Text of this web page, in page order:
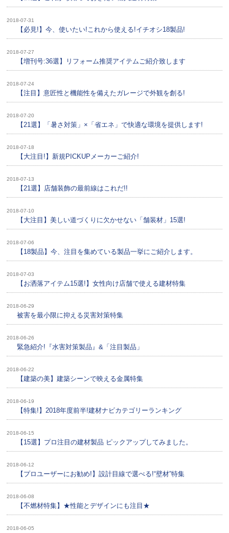
2018-07-31
【必見!】今、使いたい!これから使える!イチオシ18製品!
2018-07-27
【増刊号:36選】リフォーム推奨アイテムご紹介致します
2018-07-24
【注目】意匠性と機能性を備えたガレージで外観を創る!
2018-07-20
【21選】「暑さ対策」×「省エネ」で快適な環境を提供します!
2018-07-18
【大注目!】新規PICKUPメーカーご紹介!
2018-07-13
【21選】店舗装飾の最前線はこれだ!!
2018-07-10
【大注目】美しい道づくりに欠かせない「舗装材」15選!
2018-07-06
【18製品】今、注目を集めている製品一挙にご紹介します。
2018-07-03
【お洒落アイテム15選!】女性向け店舗で使える建材特集
2018-06-29
被害を最小限に抑える災害対策特集
2018-06-26
緊急紹介!『水害対策製品』&「注目製品」
2018-06-22
【建築の美】建築シーンで映える金属特集
2018-06-19
【特集!】2018年度前半!建材ナビカテゴリーランキング
2018-06-15
【15選】プロ注目の建材製品 ピックアップしてみました。
2018-06-12
【プロユーザーにお勧め!】設計目線で選べる!“壁材”特集
2018-06-08
【不燃材特集】★性能とデザインにも注目★
2018-06-05